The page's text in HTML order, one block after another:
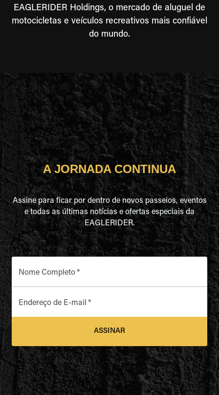
EAGLERIDER Holdings, o mercado de aluguel de
motocicletas e veículos recreativos mais confiável
do mundo.
A JORNADA CONTINUA
Assine para ficar por dentro de novos passeios, eventos
e todas as últimas notícias e ofertas especiais da
EAGLERIDER.
Nome Completo*
Endereço de E-mail *
ASSINAR